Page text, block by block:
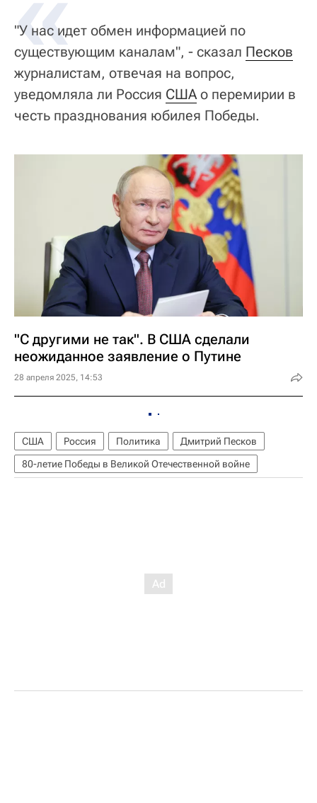
"У нас идет обмен информацией по
существующим каналам", - сказал Песков
журналистам, отвечая на вопрос,
уведомляла ли Россия СШАо перемирии в
честь празднования юбилея Победы.
"С другими не так". В США сделали
неожиданное заявление о Путине
28 апреля 2025, 14:53
США Россия Политика
Дмитрий Песков
80-летие Победы в Великой Отечественной войне